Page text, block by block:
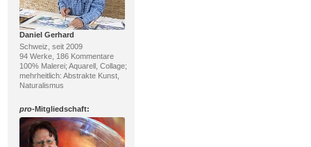
Daniel Gerhard
Schweiz, seit 2009
94 Werke, 186 Kommentare
100% Malerei; Aquarell, Collage;
mehrheitlich: Abstrakte Kunst,
Naturalismus
pro-Mitgliedschaft: